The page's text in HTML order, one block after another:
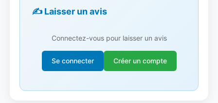
✍️ Laisser un avis
Connectez-vous pour laisser un avis
Se connecter Créer un compte